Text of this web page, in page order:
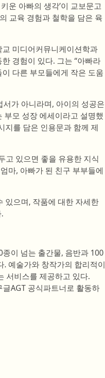
운 아빠의 생각’이 교보문고
교육 경험과 철학을 담은 육
미디어커뮤니케이션학과
경험이 있다. 그는 “아빠라
다른 부모들에게 작은 도움
서가 아니라며, 아이의 성공은
부모 성장 에세이라고 설명했
지를 담은 인용문과 함께 제
고 있으면 좋을 유용한 지식
마, 아빠가 된 친구 부부들에
있으며, 작품에 대한 자세한
종이 넘는 출간물, 음반과 100
예술가와 창작가의 합리적이
서비스를 제공하고 있다.
AGT 공식파트너로 활동하